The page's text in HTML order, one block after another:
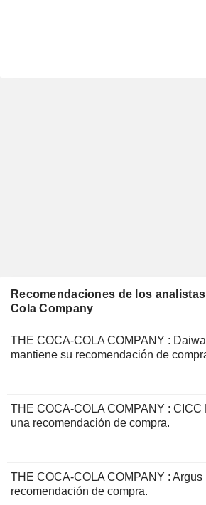
Recomendaciones de los
Cola Company
THE COCA-COLA COMPANY :
mantiene su recomendación de
THE COCA-COLA COMPANY : CICC
una recomendación de compra.
THE COCA-COLA COMPANY : Argus
recomendación de compra.